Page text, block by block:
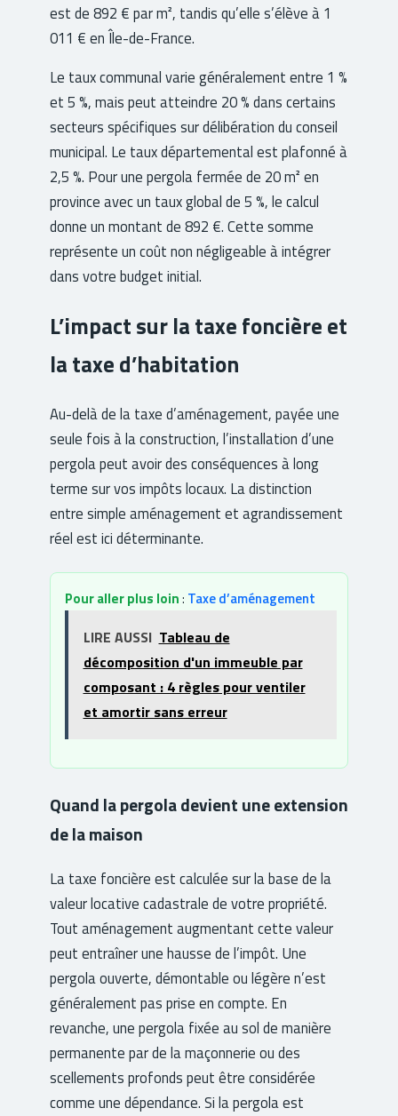
est de 892 € par m², tandis qu’elle s’élève à 1
011 € en Île-de-France.
Le taux communal varie généralement entre 1 %
et 5 %, mais peut atteindre 20 % dans certains
secteurs spécifiques sur délibération du conseil
municipal. Le taux départemental est plafonné à
2,5 %. Pour une pergola fermée de 20 m² en
province avec un taux global de 5 %, le calcul
donne un montant de 892 €. Cette somme
représente un coût non négligeable à intégrer
dans votre budget initial.
L’impact sur la taxe foncière et
la taxe d’habitation
Au-delà de la taxe d’aménagement, payée une
seule fois à la construction, l’installation d’une
pergola peut avoir des conséquences à long
terme sur vos impôts locaux. La distinction
entre simple aménagement et agrandissement
réel est ici déterminante.
Pour aller plus loin: Taxe d’aménagement
LIRE AUSSI Tableau de
décomposition d'un immeuble par
composant : 4 règles pour ventiler
et amortir sans erreur
Quand la pergola devient une extension
de la maison
La taxe foncière est calculée sur la base de la
valeur locative cadastrale de votre propriété.
Tout aménagement augmentant cette valeur
peut entraîner une hausse de l’impôt. Une
pergola ouverte, démontable ou légère n’est
généralement pas prise en compte. En
revanche, une pergola fixée au sol de manière
permanente par de la maçonnerie ou des
scellements profonds peut être considérée
comme une dépendance. Si la pergola est